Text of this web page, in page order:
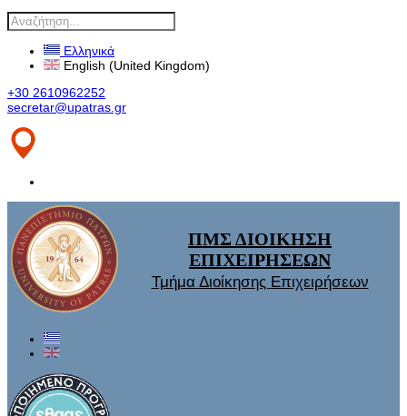
Ελληνικά
English (United Kingdom)
+30 2610962252
secretar@upatras.gr
ΠΜΣ ΔΙΟΙΚΗΣΗ
ΕΠΙΧΕΙΡΗΣΕΩΝ
Τμήμα Διοίκησης Επιχειρήσεων